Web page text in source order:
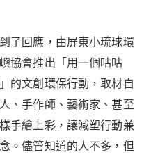
了回應，由屏東小琉球環
協會推出「用一個咕咕
的文創環保行動，取材自
、手作師、藝術家、甚至
手繪上彩，讓減塑行動兼
。儘管知道的人不多，但